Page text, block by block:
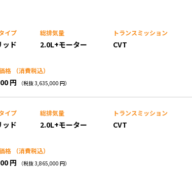
イプ
ッド
総排気量
2.0L+モーター
トランスミッション
CVT
格 （消費税込）
円 （税抜 3,635,000 円）
イプ
ッド
総排気量
2.0L+モーター
トランスミッション
CVT
格 （消費税込）
円 （税抜 3,865,000 円）